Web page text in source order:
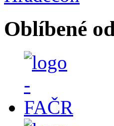
Oblíbené